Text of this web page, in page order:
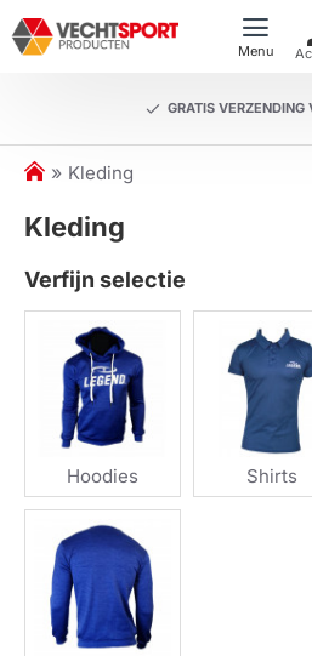
GRATIS
h
m
Kleding
Kleding
Verfijn selectie
Hoodies Shirts